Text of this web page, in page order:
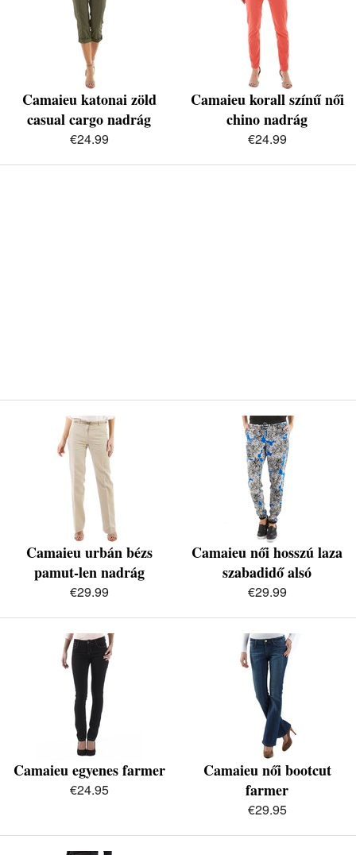
Camaieu katonai zöld
casual cargo nadrág
€24.99
Camaieu korall színű női
chino nadrág
€24.99
Camaieu urbán bézs
pamut-len nadrág
€29.99
Camaieu női hosszú laza
szabadidő alsó
€29.99
Camaieu egyenes farmer
€24.95
Camaieu női bootcut
farmer
€29.95